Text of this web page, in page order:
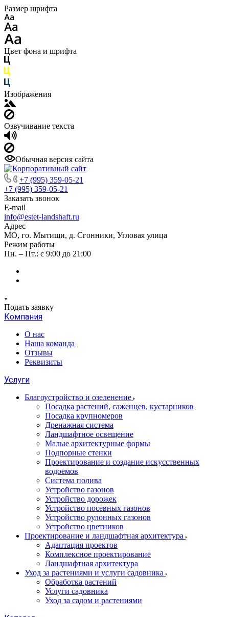
Размер шрифта
Цвет фона и шрифта
Изображения
Озвучивание текста
Обычная версия сайта
+7 (995) 359-05-21
+7 (995) 359-05-21
Заказать звонок
E-mail
info@estet-landshaft.ru
Адрес
МО, го. Мытищи, д. Сгонники, Угловая улица
Режим работы
Пн. – Пт.: с 9:00 до 21:00
Подать заявку
Компания
О нас
Наша команда
Отзывы
Реквизиты
Услуги
Благоустройство и озеленение
Посадка растений, саженцев, кустарников
Посадка крупномеров
Дренажная система
Ландшафтное освещение
Малые архитектурные формы
Подпорные стенки
Проектирование и создание искусственных
водоемов
Система полива
Устройство газонов
Устройство дорожек
Устройство посевных газонов
Устройство рулонных газонов
Устройство цветников
Проектирование и ландшафтная архитектура
Адаптация проектов
Комплексное проектирование
Ландшафтная архитектура
Уход за растениями и услуги садовника
Обработка растений
Услуги садовника
Уход за садом и растениями